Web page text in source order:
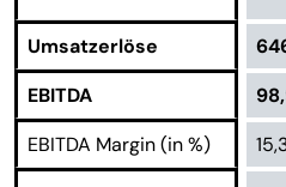
Umsatzerlöse
EBITDA
EBITDA Margin (in %)